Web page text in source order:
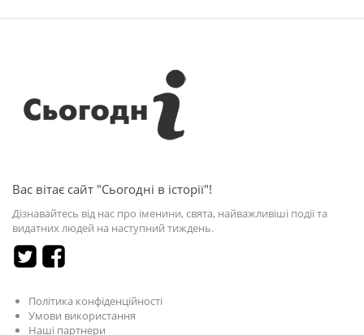
Вас вітає сайт "Сьогодні в історії"!
Дізнавайтесь від нас про іменини, свята, найважливіші події та
видатних людей на наступний тиждень.
Політика конфіденційності
Умови використання
Наші партнери